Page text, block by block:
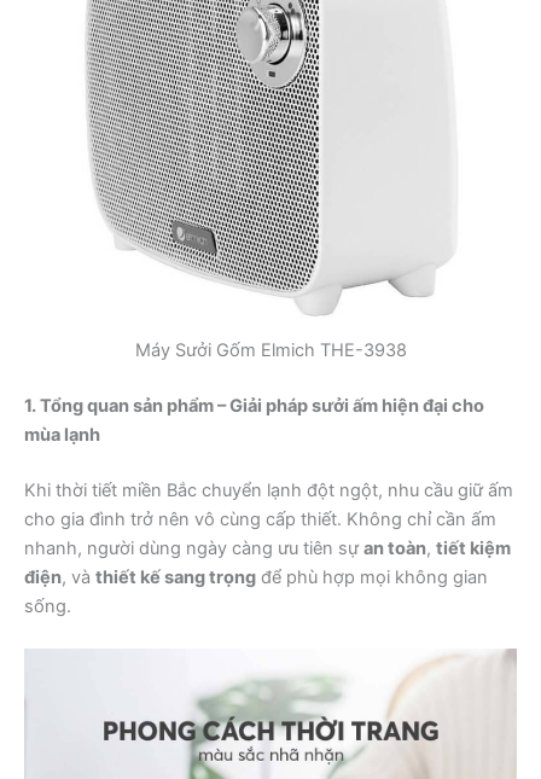
Máy Sưởi Gốm Elmich THE-3938
1. Tổng quan sản phẩm – Giải pháp sưởi ấm hiện đại cho
mùa lạnh
Khi thời tiết miền Bắc chuyển lạnh đột ngột, nhu cầu giữ ấm
cho gia đình trở nên vô cùng cấp thiết. Không chỉ cần ấm
nhanh, người dùng ngày càng ưu tiên sựan toàn, tiết kiệm
điện, và thiết kế sang trọng để phù hợp mọi không gian
sống.